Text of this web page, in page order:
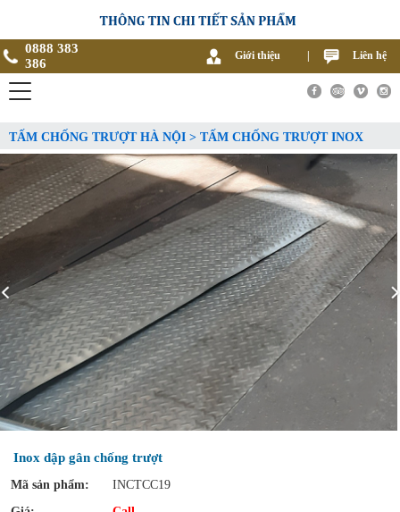
0888 383
386
Giới thiệu Liên hệ
TẤM CHỐNG TRƯỢT HÀ NỘI > TẤM CHỐNG TRƯỢT INOX
Inox dập gân chống trượt
Mã sản phẩm:
INCTCC19